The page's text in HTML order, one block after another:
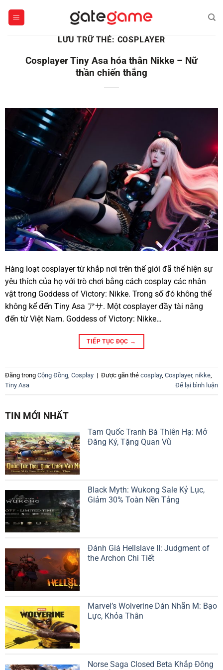
LƯU TRỮ THẺ: COSPLAYER
Cosplayer Tiny Asa hóa thân Nikke – Nữ
thần chiến thắng
Hàng loạt cosplayer từ khắp nơi trên thế giới đã thể hiện sự
yêu thích của họ với trò chơi bằng cách cosplay các nhân
vật trong Goddess of Victory: Nikke. Trong số đó không thể
không kể đến Tiny Asa アサ. Một cosplayer đầy tài năng
đến từ Việt Nam. Goddess of Victory: Nikke…
TIẾP TỤC ĐỌC →
Đăng trong Cộng Đồng, Cosplay | Được gắn thẻ cosplay, Cosplayer, nikke,
Tiny Asa
Để lại bình luận
TIN MỚI NHẤT
Tam Quốc Tranh Bá Thiên Hạ: Mở
Đăng Ký, Tặng Quan Vũ
Black Myth: Wukong Sale Kỷ Lục,
Giảm 30% Toàn Nền Tảng
Đánh Giá Hellslave II: Judgment of
the Archon Chi Tiết
Marvel’s Wolverine Dán Nhãn M: Bạo
Lực, Khỏa Thân
Norse Saga Closed Beta Khắp Đông